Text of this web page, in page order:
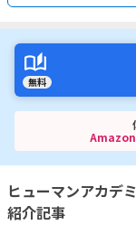
無料
Amazon
ヒューマンアカデ
紹介記事